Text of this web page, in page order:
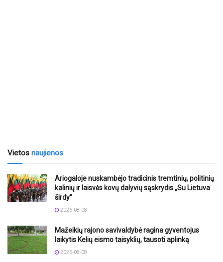
Vietos naujienos
Ariogaloje nuskambėjo tradicinis tremtinių, politinių
kalinių ir laisvės kovų dalyvių sąskrydis „Su Lietuva
širdy“
2026-08-08
Mažeikių rajono savivaldybė ragina gyventojus
laikytis Kelių eismo taisyklių, tausoti aplinką
2026-08-08